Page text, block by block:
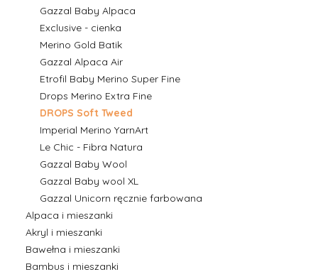
Gazzal Baby Alpaca
Exclusive - cienka
Merino Gold Batik
Gazzal Alpaca Air
Etrofil Baby Merino Super Fine
Drops Merino Extra Fine
DROPS Soft Tweed
Imperial Merino YarnArt
Le Chic - Fibra Natura
Gazzal Baby Wool
Gazzal Baby wool XL
Gazzal Unicorn ręcznie farbowana
Alpaca i mieszanki
Akryl i mieszanki
Bawełna i mieszanki
Bambus i mieszanki